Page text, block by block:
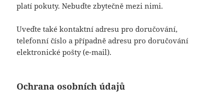
platí pokuty. Nebuďte zbytečně mezi nimi.
Uveďte také kontaktní adresu pro doručování,
telefonní číslo a případně adresu pro doručování
elektronické pošty (e-mail).
Ochrana osobních údajů